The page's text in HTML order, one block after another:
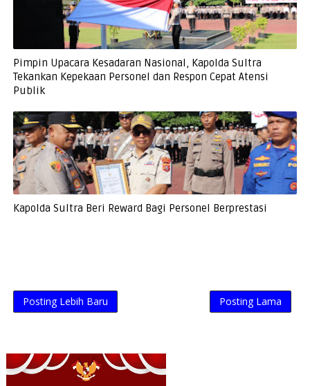
Pimpin Upacara Kesadaran Nasional, Kapolda Sultra
Tekankan Kepekaan Personel dan Respon Cepat Atensi
Publik
Kapolda Sultra Beri Reward Bagi Personel Berprestasi
Posting Lebih Baru Posting Lama